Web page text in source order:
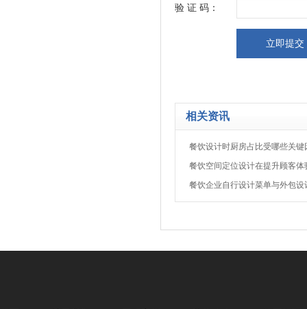
验 证 码：
相关资讯
餐饮设计时厨房占比受哪些关键
餐饮空间定位设计在提升顾客体
餐饮企业自行设计菜单与外包设